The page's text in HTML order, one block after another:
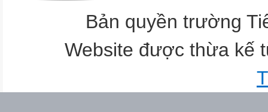
Bản quyền trường
Website được thừa kế